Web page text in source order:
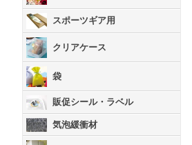
スポーツギア用
クリアケース
袋
販促シール・ラベル
気泡緩衝材